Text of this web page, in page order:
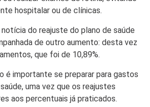
hospitalar ou de clínicas.
do reajuste do plano de saúde
de outro aumento: desta vez
que foi de 10,89%.
é importante se preparar para gastos
uma vez que os reajustes
aos percentuais já praticados.